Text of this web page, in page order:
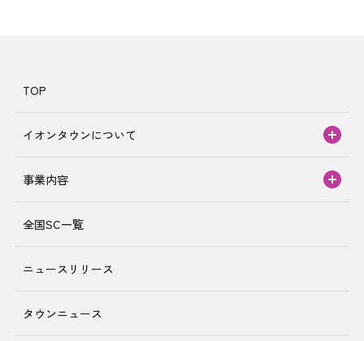
TOP
イオンタウンについて
事業内容
全国SC一覧
ニュースリリース
タウンニュース